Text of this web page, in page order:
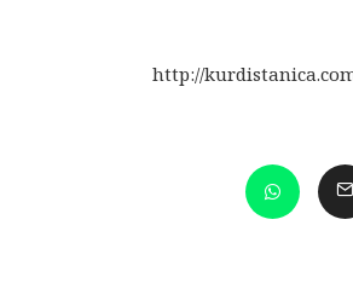
http://